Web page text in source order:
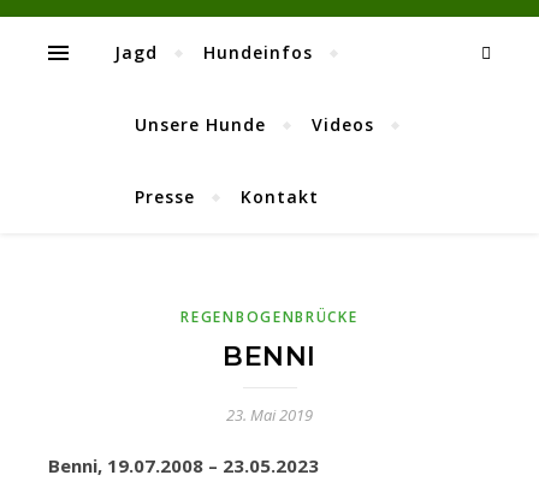
Jagd Hundeinfos
Unsere Hunde Videos
Presse Kontakt
REGENBOGENBRÜCKE
BENNI
23. Mai 2019
Benni, 19.07.2008 – 23.05.2023